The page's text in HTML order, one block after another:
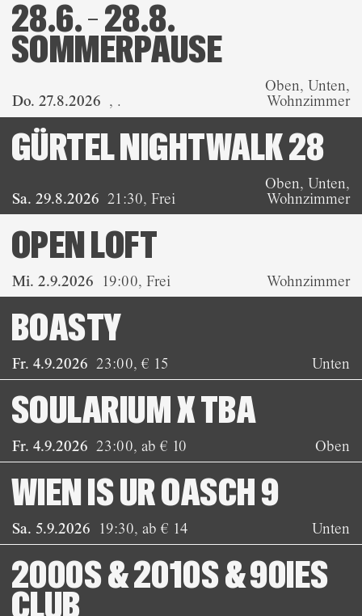
Do. 27.8.2026 , .
28.6. – 28.8.
SOMMERPAUSE
Oben, Unten,
Wohnzimmer
Sa. 29.8.2026 21:30,Frei
GÜRTEL NIGHTWALK 28
Oben, Unten,
Wohnzimmer
Mi. 2.9.2026 19:00,Frei
OPEN LOFT
Wohnzimmer
Fr. 4.9.2026 23:00,€ 15
BOASTY
Unten
Fr. 4.9.2026 23:00, ab € 10
SOULARIUM X TBA
Oben
Sa. 5.9.2026 19:30, ab € 14
WIEN IS UR OASCH 9
Unten
2000S & 2010S & 90IES
CLUB